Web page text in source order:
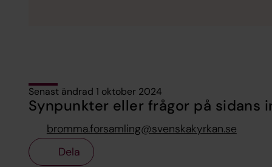
Senast ändrad 1 oktober 2024
Synpunkter eller frågor på sidans
bromma.forsamling@svenskakyrkan.se
Dela